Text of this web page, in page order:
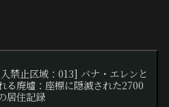
禁止区域：013] バナ・エレンと
る廃墟：座標に隠滅された2700
居住記録